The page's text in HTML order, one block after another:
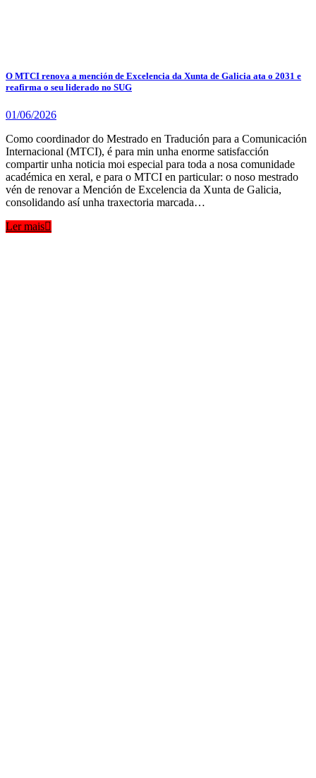
O MTCI renova a mención de Excelencia da Xunta de Galicia ata o 2031 e
reafirma o seu liderado no SUG
01/06/2026
Como coordinador do Mestrado en Tradución para a Comunicación
Internacional (MTCI), é para min unha enorme satisfacción
compartir unha noticia moi especial para toda a nosa comunidade
académica en xeral, e para o MTCI en particular: o noso mestrado
vén de renovar a Mención de Excelencia da Xunta de Galicia,
consolidando así unha traxectoria marcada…
Ler mais